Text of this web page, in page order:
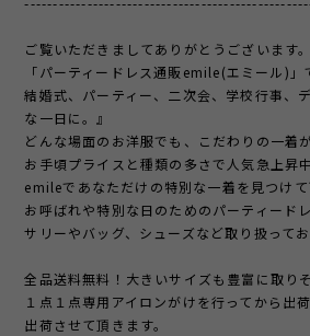
ご覧いただきましてありがとうございます。
「パーティードレス通販emile(エミール)」
結婚式、パーティー、二次会、学校行事、
な一日に。』
どんな場面のお洋服でも、こだわりの一着
お手頃プライスと種類の多さで人気急上昇中
emileであなただけの特別な一着を見つけて
お呼ばれや特別な日のためのパーティード
サリーやバッグ、シューズなど取り扱ってお
全品送料無料！大きいサイズも豊富に取り
１点１点専用アイロンがけを行ってから出
出荷させて頂きます。